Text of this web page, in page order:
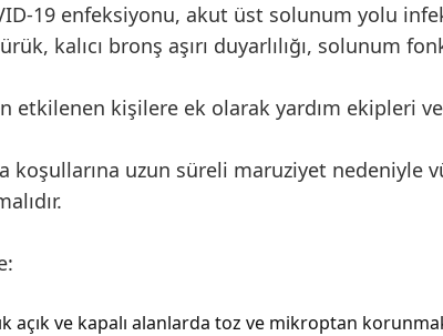
19 enfeksiyonu, akut üst solunum yolu
kalıcı bronş aşırı duyarlılığı, solunum
etkilenen kişilere ek olarak yardım ekipleri
koşullarına uzun süreli maruziyet nedeniyle
açık ve kapalı alanlarda toz ve mikroptan